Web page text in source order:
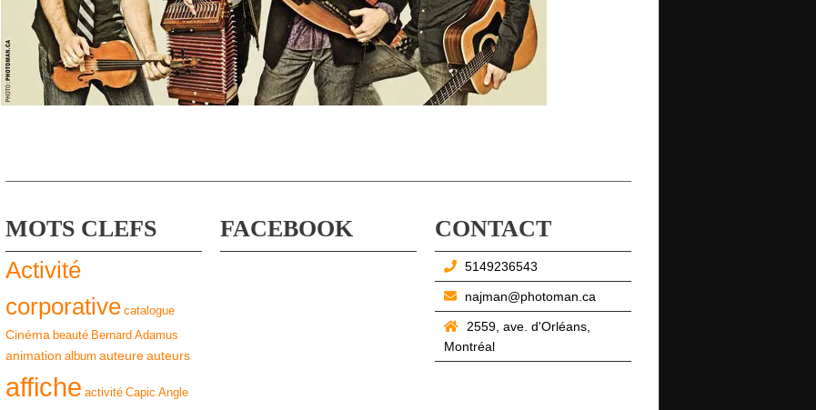
MOTS CLEFS
Activité
corporative catalogue
Cinéma beauté Bernard Adamus
animation album auteureauteurs
affiche activité Capic Angle
FACEBOOK CONTACT
5149236543
najman@photoman.ca
2559, ave. d'Orléans,
Montréal